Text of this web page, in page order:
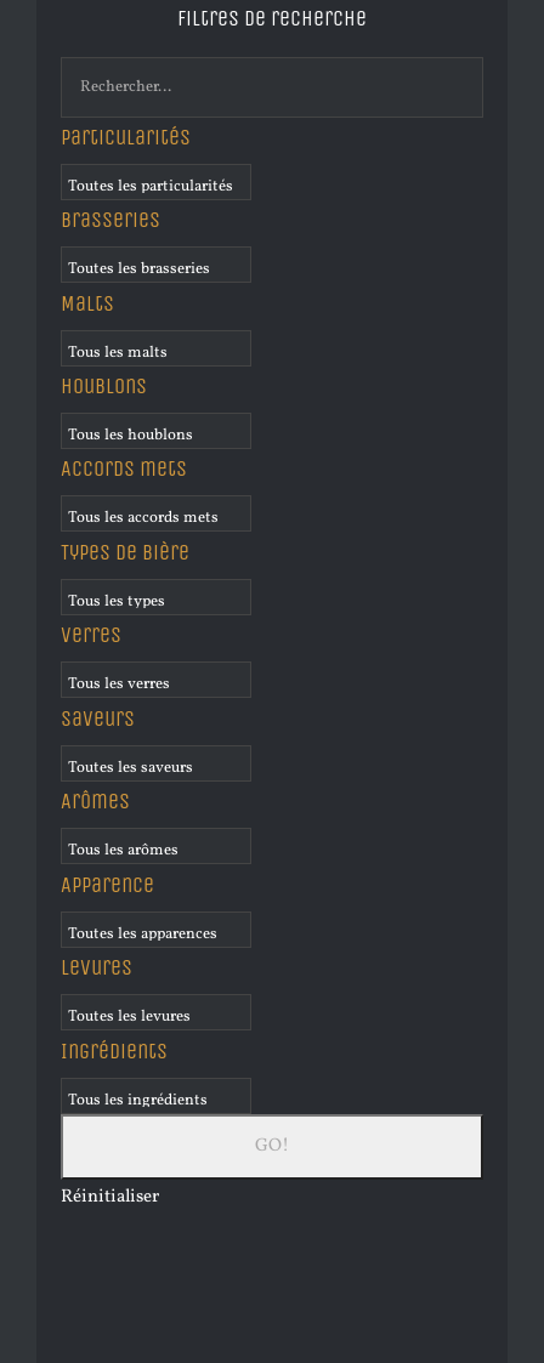
Filtres de recherche
Particularités
Brasseries
Malts
Houblons
Accords mets
Types de bière
Verres
Saveurs
Arômes
Apparence
Levures
Ingrédients
Réinitialiser